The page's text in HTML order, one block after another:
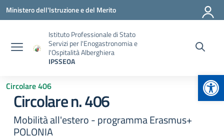
Vai ai contenuti
Vai al menu di navigazione
Vai al footer
Ministero dell'Istruzione e del Merito
Istituto Professionale di Stato
Servizi per l'Enogastronomia e
l'Ospitalità Alberghiera
IPSSEOA
Circolare 406
Circolare n. 406
Mobilità all'estero - programma Erasmus+
POLONIA